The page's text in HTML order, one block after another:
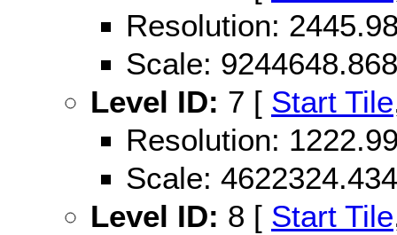
Resolution:
Scale:
Level ID: 7 [ Start Tile
Resolution:
Scale:
Level ID: 8 [ Start Tile